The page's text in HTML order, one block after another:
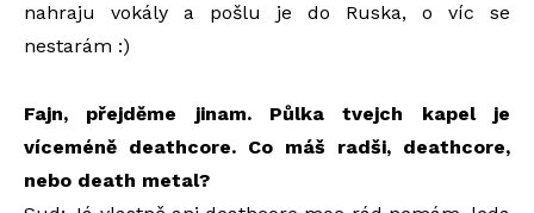
nahraju vokály a pošlu je do Ruska, o víc se
nestarám :)
Fajn, přejděme jinam. Půlka tvejch kapel je
víceméně deathcore. Co máš radši, deathcore,
nebo death metal?